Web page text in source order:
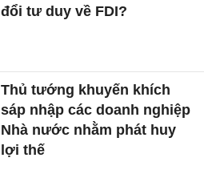
đổi tư duy về FDI?
Thủ tướng khuyến khích
sáp nhập các doanh nghiệp
Nhà nước nhằm phát huy
lợi thế